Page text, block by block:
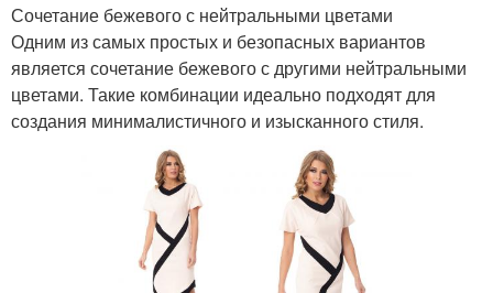
Сочетание бежевого с нейтральными цветами
Одним из самых простых и безопасных вариантов
является сочетание бежевого с другими нейтральными
цветами. Такие комбинации идеально подходят для
создания минималистичного и изысканного стиля.